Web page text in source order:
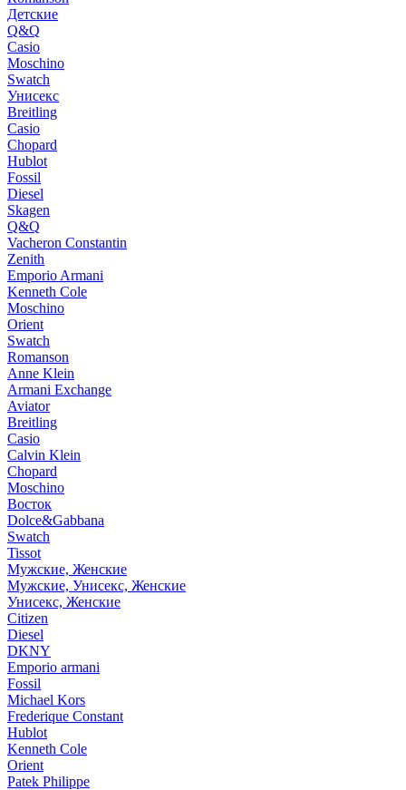
Детские
Q&Q
Casio
Moschino
Swatch
Унисекс
Breitling
Casio
Chopard
Hublot
Fossil
Diesel
Skagen
Q&Q
Vacheron Constantin
Zenith
Emporio Armani
Kenneth Cole
Moschino
Orient
Swatch
Romanson
Anne Klein
Armani Exchange
Aviator
Breitling
Casio
Calvin Klein
Chopard
Moschino
Восток
Dolce&Gabbana
Swatch
Tissot
Мужские, Женские
Мужские, Унисекс, Женские
Унисекс, Женские
Citizen
Diesel
DKNY
Emporio armani
Fossil
Michael Kors
Frederique Constant
Hublot
Kenneth Cole
Orient
Patek Philippe